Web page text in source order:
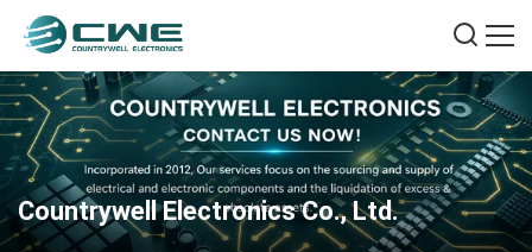
Countrywell Electronics Co., Ltd.